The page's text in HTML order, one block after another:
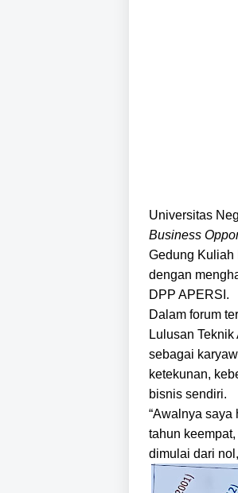
Universitas
Business
Gedung Kuliah
dengan
DPP APERSI.
Dalam forum
Lulusan
sebagai
ketekunan,
bisnis sendiri.
“Awalnya saya
tahun
dimulai dari